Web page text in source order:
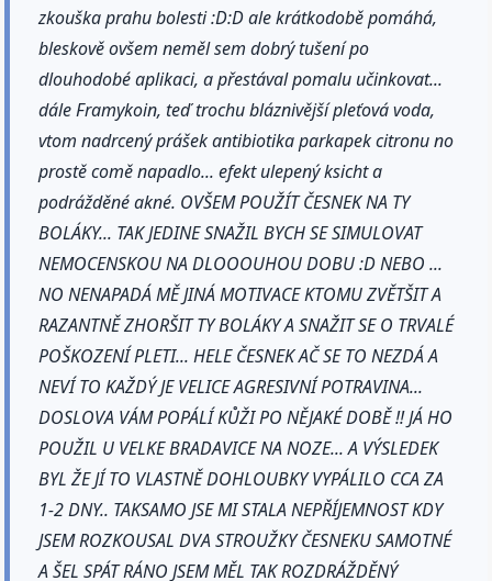
zkouška prahu bolesti :D:D ale krátkodobě pomáhá,
bleskově ovšem neměl sem dobrý tušení po
dlouhodobé aplikaci, a přestával pomalu učinkovat...
dále Framykoin, teď trochu bláznivější pleťová voda,
vtom nadrcený prášek antibiotika parkapek citronu no
prostě comě napadlo... efekt ulepený ksicht a
podrážděné akné. OVŠEM POUŽÍT ČESNEK NA TY
BOLÁKY... TAK JEDINE SNAŽIL BYCH SE SIMULOVAT
NEMOCENSKOU NA DLOOOUHOU DOBU :D NEBO ...
NO NENAPADÁ MĚ JINÁ MOTIVACE KTOMU ZVĚTŠIT A
RAZANTNĚ ZHORŠIT TY BOLÁKY A SNAŽIT SE O TRVALÉ
POŠKOZENÍ PLETI... HELE ČESNEK AČ SE TO NEZDÁ A
NEVÍ TO KAŽDÝ JE VELICE AGRESIVNÍ POTRAVINA...
DOSLOVA VÁM POPÁLÍ KŮŽI PO NĚJAKÉ DOBĚ !! JÁ HO
POUŽIL U VELKE BRADAVICE NA NOZE... A VÝSLEDEK
BYL ŽE JÍ TO VLASTNĚ DOHLOUBKY VYPÁLILO CCA ZA
1-2 DNY.. TAKSAMO JSE MI STALA NEPŘÍJEMNOST KDY
JSEM ROZKOUSAL DVA STROUŽKY ČESNEKU SAMOTNÉ
A ŠEL SPÁT RÁNO JSEM MĚL TAK ROZDRÁŽDĚNÝ